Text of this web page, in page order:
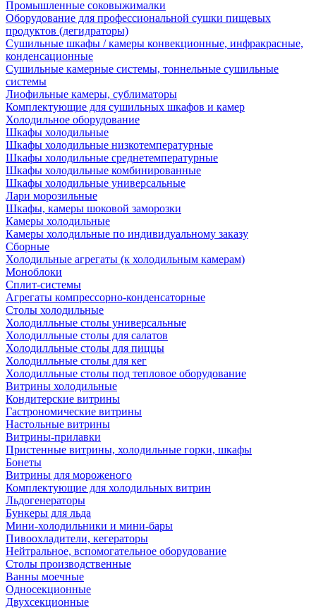
Промышленные соковыжималки
Оборудование для профессиональной сушки пищевых
продуктов (дегидраторы)
Сушильные шкафы / камеры конвекционные, инфракрасные,
конденсационные
Сушильные камерные системы, тоннельные сушильные
системы
Лиофильные камеры, сублиматоры
Комплектующие для сушильных шкафов и камер
Холодильное оборудование
Шкафы холодильные
Шкафы холодильные низкотемпературные
Шкафы холодильные среднетемпературные
Шкафы холодильные комбинированные
Шкафы холодильные универсальные
Лари морозильные
Шкафы, камеры шоковой заморозки
Камеры холодильные
Камеры холодильные по индивидуальному заказу
Сборные
Холодильные агрегаты (к холодильным камерам)
Моноблоки
Сплит-системы
Агрегаты компрессорно-конденсаторные
Столы холодильные
Холодилльные столы универсальные
Холодилльные столы для салатов
Холодилльные столы для пиццы
Холодилльные столы для кег
Холодилльные столы под тепловое оборудование
Витрины холодильные
Кондитерские витрины
Гастрономические витрины
Настольные витрины
Витрины-прилавки
Пристенные витрины, холодильные горки, шкафы
Бонеты
Витрины для мороженого
Комплектующие для холодильных витрин
Льдогенераторы
Бункеры для льда
Мини-холодильники и мини-бары
Пивоохладители, кегераторы
Нейтральное, вспомогательное оборудование
Столы производственные
Ванны моечные
Односекционные
Двухсекционные